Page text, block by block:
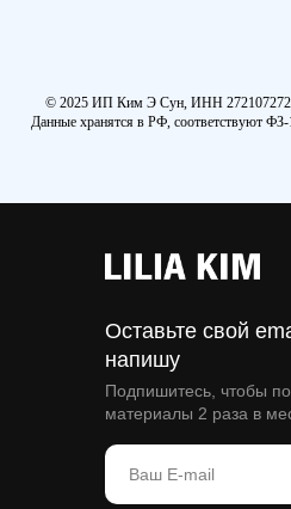
© 2025 ИП Ким Э Сун, ИНН
Данные хранятся в РФ, соответствуют
Оставьте свой
напишу
Подпишитесь, чтобы
материалы 2 раза в